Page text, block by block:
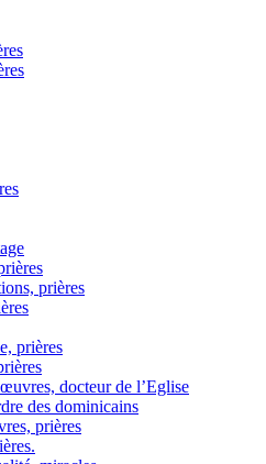
prières
prières
docteur de l’Eglise
des dominicains
prières